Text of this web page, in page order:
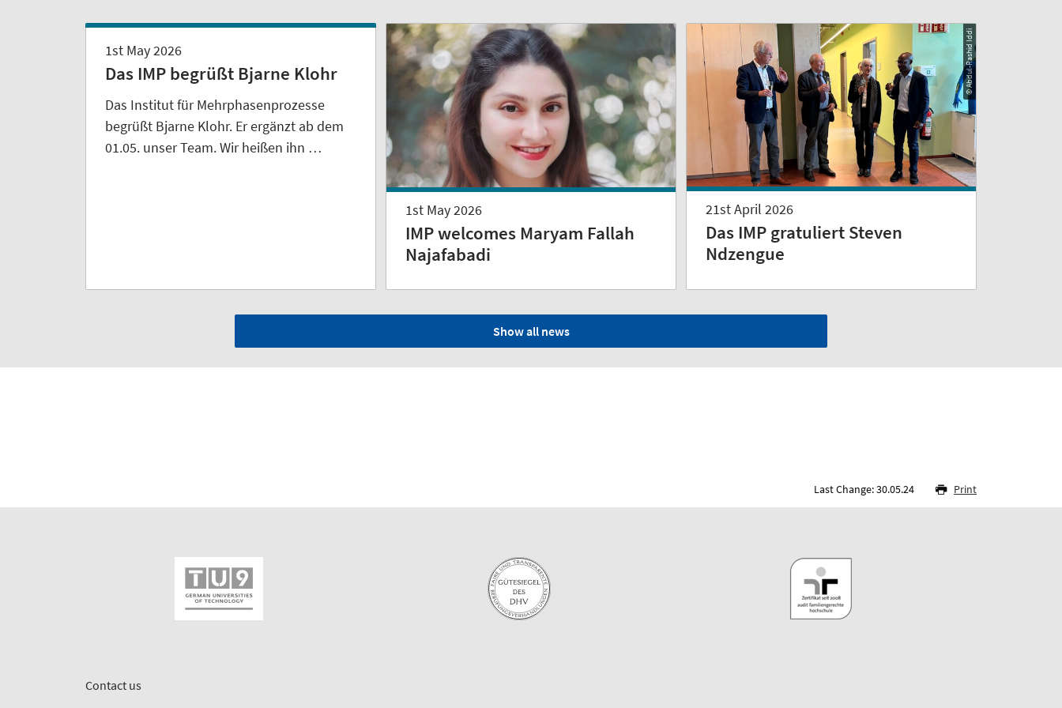
1st May 2026
Das IMP begrüßt Bjarne Klohr
Das Institut für Mehrphasenprozesse
begrüßt Bjarne Klohr. Er ergänzt ab dem
01.05. unser Team. Wir heißen ihn …
1st May 2026
IMP welcomes Maryam Fallah
Najafabadi
© Abdul-Rashid Iddi
21st April 2026
Das IMP gratuliert Steven
Ndzengue
Show all news
Last Change: 30.05.24 Print
Contact us